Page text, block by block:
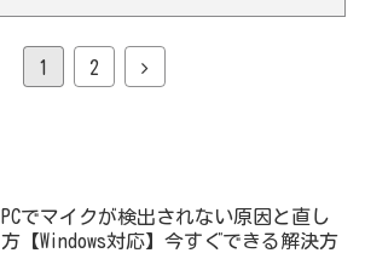
1 2
PCでマイクが検出されない原因と直し
方【Windows対応】今すぐできる解決方